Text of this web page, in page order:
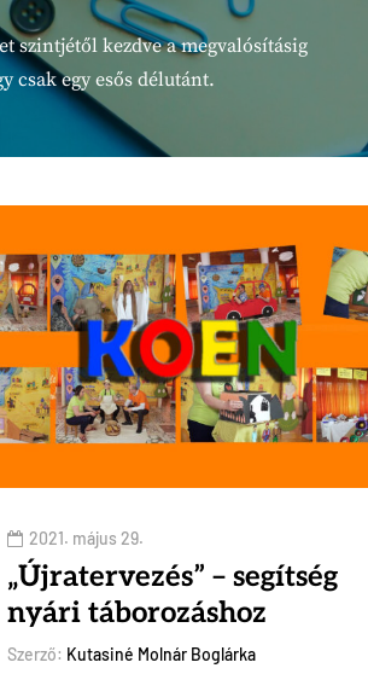
szintjétől kezdve a megvalósításig
csak egy esős délutánt.
2021. május 29.
„Újratervezés” – segítség
nyári táborozáshoz
Szerző: Kutasiné Molnár Boglárka